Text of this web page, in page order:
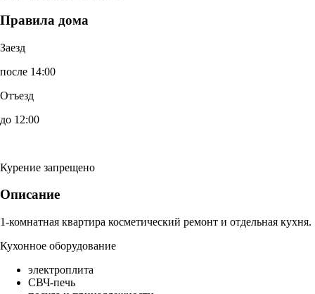
Правила дома
Заезд
после 14:00
Отъезд
до 12:00
Курение запрещено
Описание
1-комнатная квартира косметический ремонт и отдельная кухня.
Кухонное оборудование
электроплита
СВЧ-печь